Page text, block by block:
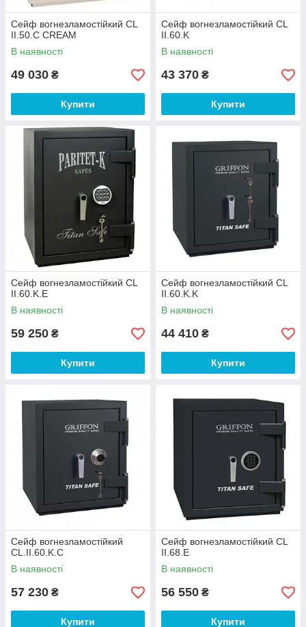
Сейф вогнезламостійкий CL
II.50.C CREAM
В наявності
49 030 ₴
Купити
Сейф вогнезламостійкий CL
II.60.K
В наявності
43 370 ₴
Купити
Сейф вогнезламостійкий CL
II.60.K.E
В наявності
59 250 ₴
Купити
Сейф вогнезламостійкий CL
II.60.K.K
В наявності
44 410 ₴
Купити
Сейф вогнезламостійкий
CL.II.60.K.С
В наявності
57 230 ₴
Купити
Сейф вогнезламостійкий CL
II.68.E
В наявності
56 550 ₴
Купити